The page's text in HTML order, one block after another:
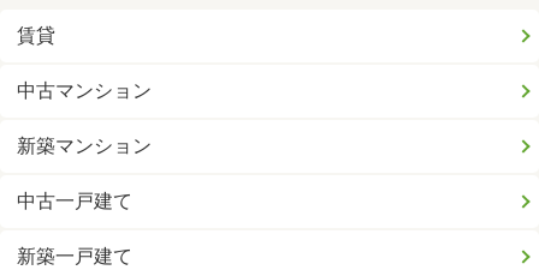
賃貸
中古マンション
新築マンション
中古一戸建て
新築一戸建て